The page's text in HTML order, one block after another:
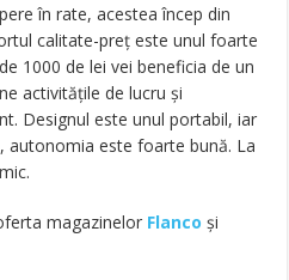
în rate, acestea încep din
calitate-preț este unul foarte
1000 de lei vei beneficia de un
activitățile de lucru și
Designul este unul portabil, iar
autonomia este foarte bună. La
magazinelor Flanco și